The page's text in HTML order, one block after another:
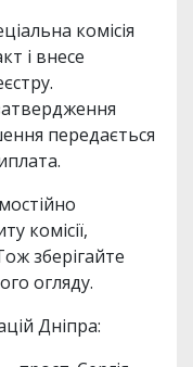
комісія
і внесе
передається
комісії,
зберігайте
огляду.
Дніпра: